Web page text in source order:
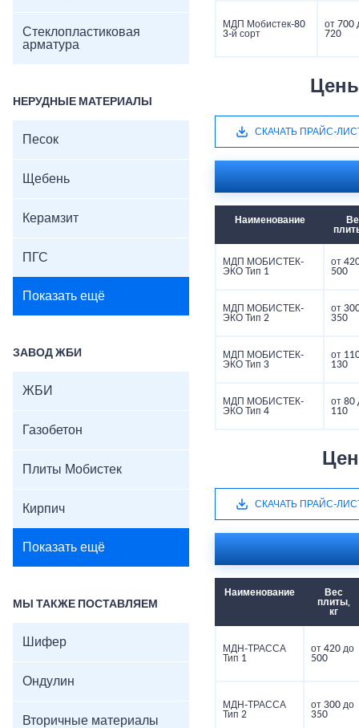
Стеклопластиковая
арматура
НЕРУДНЫЕ МАТЕРИАЛЫ
Песок
Щебень
Керамзит
ПГС
Показать ещё
ЗАВОД ЖБИ
ЖБИ
Газобетон
Плиты Мобистек
Кирпич
Показать ещё
МЫ ТАКЖЕ ПОСТАВЛЯЕМ
Шифер
Ондулин
Вторичные материалы
МДП Мобистек-80
3-й сорт
от 700
720
СКАЧАТЬ ПРАЙС-
Наименование
МДП МОБИСТЕК-
ЭКО Тип 1
от
500
МДП МОБИСТЕК-
ЭКО Тип 2
от
350
МДП МОБИСТЕК-
ЭКО Тип 3
от
130
МДП МОБИСТЕК-
ЭКО Тип 4
от 80
110
СКАЧАТЬ ПРАЙС-
Наименование
Вес
плиты,
кг
МДН-ТРАССА
Тип 1
от 420 до
500
МДН-ТРАССА
Тип 2
от 300 до
350